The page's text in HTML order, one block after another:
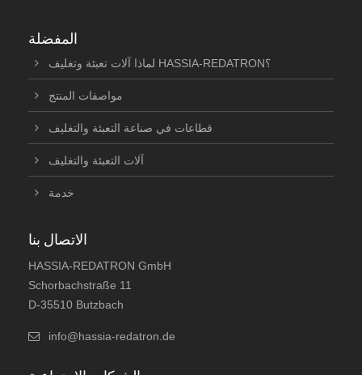
المفضلة
مواصفات المنتج
قطاعات في صناعة التعبئة والتغليف
آلات التعبئة والتغليف
خدمة
الاتصال بنا
HASSIA-REDATRON GmbH
Schorbachstraße 11
D-35510 Butzbach
info@hassia-redatron.de